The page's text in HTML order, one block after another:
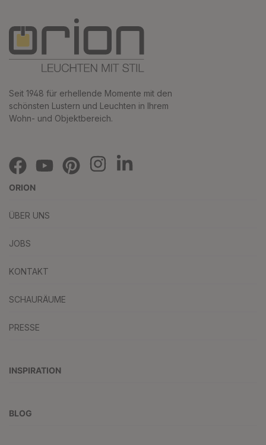
Seit 1948 für erhellende Momente mit den
schönsten Lustern und Leuchten in Ihrem
Wohn- und Objektbereich.
ORION
ÜBER UNS
JOBS
KONTAKT
SCHAURÄUME
PRESSE
INSPIRATION
BLOG